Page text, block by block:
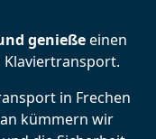
genießeeinen
in Frechen
kümmern wir